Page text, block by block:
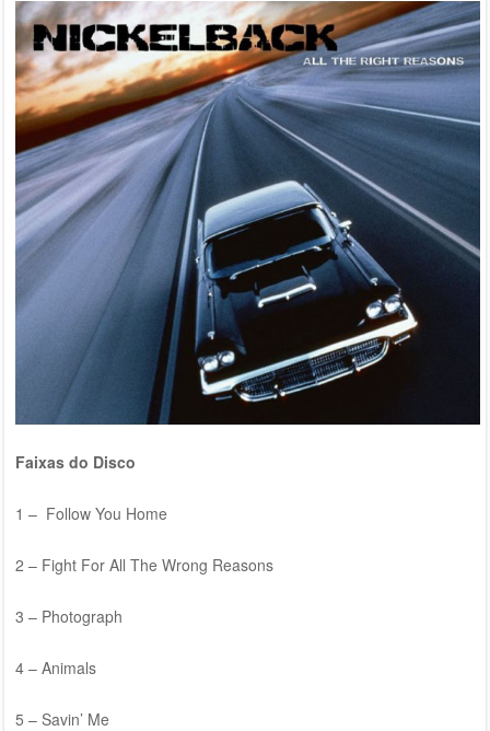
Faixas do Disco
1 – Follow You Home
2 – Fight For All The Wrong Reasons
3 – Photograph
4 – Animals
5 – Savin’ Me